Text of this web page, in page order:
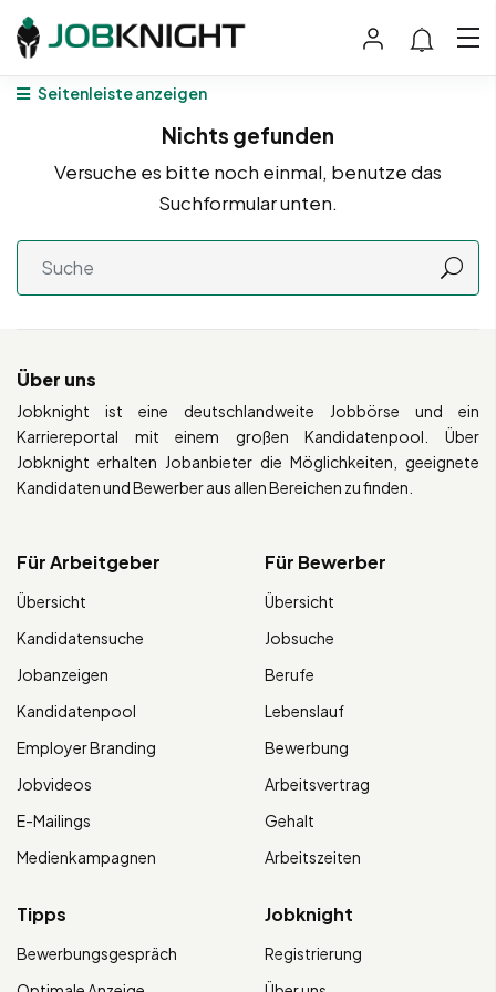
Seitenleiste anzeigen
Nichts gefunden
Versuche es bitte noch einmal, benutze das
Suchformular unten.
Über uns
Jobknight ist eine deutschlandweite Jobbörse und ein
Karriereportal mit einem großen Kandidatenpool. Über
Jobknight erhalten Jobanbieter die Möglichkeiten, geeignete
Kandidaten und Bewerber aus allen Bereichen zu finden.
Für Arbeitgeber
Übersicht
Kandidatensuche
Jobanzeigen
Kandidatenpool
Employer Branding
Jobvideos
E-Mailings
Medienkampagnen
Für Bewerber
Übersicht
Jobsuche
Berufe
Lebenslauf
Bewerbung
Arbeitsvertrag
Gehalt
Arbeitszeiten
Tipps
Bewerbungsgespräch
Jobknight
Registrierung